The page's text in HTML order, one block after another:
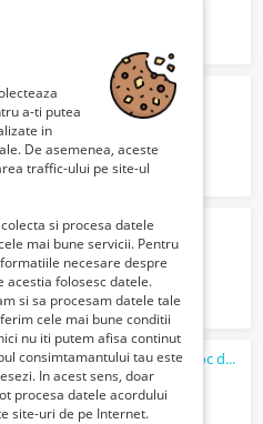
doamna singura
vanzatorul
in casa nu am obligatii
cu mare experientacautun loc de munca
vanzatorul
a-ti putea
in
De asemenea, aceste
traffic-ului pe site-ul
si procesa datele
mai bune servicii. Pentru
necesare despre
acestia folosesc datele.
si sa procesam datele tale
cele mai bune conditii
nu iti putem afisa continut
consimtamantului tau este
In acest sens, doar
procesa datele acordului
site-uri de pe Internet.